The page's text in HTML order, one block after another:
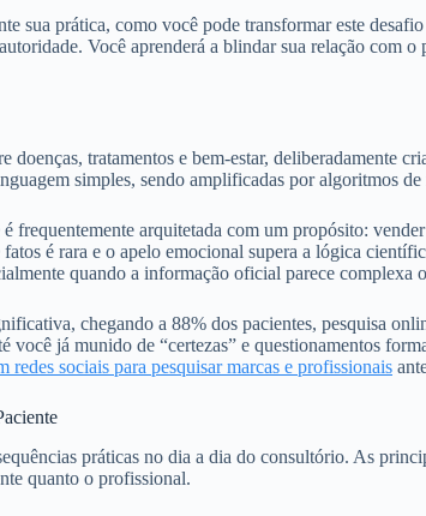
sua prática, como você pode transformar este
Você aprenderá a blindar sua relação com
doenças, tratamentos e bem-estar, deliberadamente
simples, sendo amplificadas por algoritmos de
frequentemente arquitetada com um propósito:
é rara e o apelo emocional supera a lógica
quando a informação oficial parece complexa
chegando a 88% dos pacientes, pesquisa
já munido de “certezas” e questionamentos
sociais para pesquisar marcas e profissionais
práticas no dia a dia do consultório. As
quanto o profissional.